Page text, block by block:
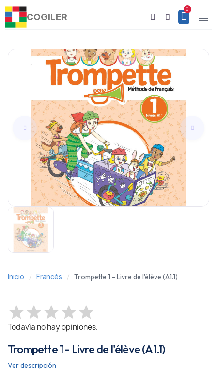
COGILER
Inicio Francés Trompette 1 - Livre de l'élève (A1.1)
Todavía no hay opiniones.
Trompette 1 - Livre de l'élève (A1.1)
Ver descripción